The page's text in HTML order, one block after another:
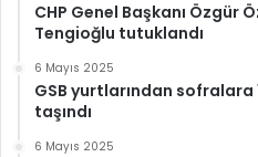
CHP Genel Başkanı Özgür
Tengioğlu tutuklandı
6 Mayıs 2025
GSB yurtlarından
taşındı
6 Mayıs 2025